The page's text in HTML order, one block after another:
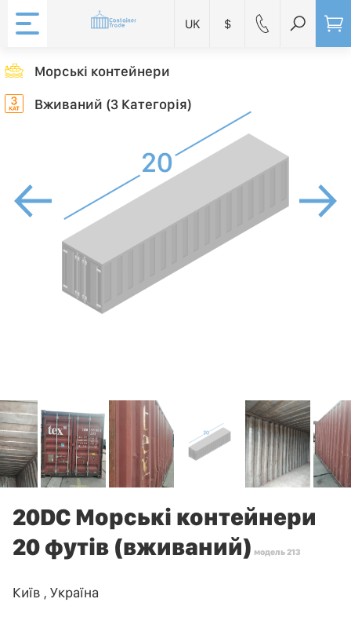
UK $
Морські контейнери
Вживаний (3 Категорія)
20DC Морські контейнери
20 футів (вживаний) модель 213
Київ , Україна